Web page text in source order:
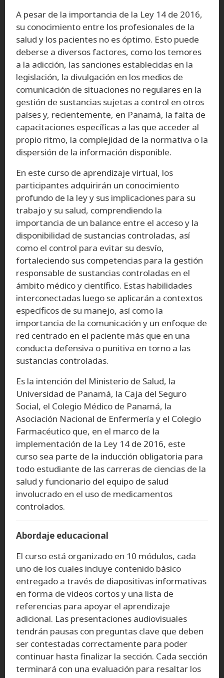
A pesar de la importancia de la Ley 14 de 2016,
su conocimiento entre los profesionales de la
salud y los pacientes no es óptimo. Esto puede
deberse a diversos factores, como los temores
a la adicción, las sanciones establecidas en la
legislación, la divulgación en los medios de
comunicación de situaciones no regulares en la
gestión de sustancias sujetas a control en otros
países y, recientemente, en Panamá, la falta de
capacitaciones específicas a las que acceder al
propio ritmo, la complejidad de la normativa o la
dispersión de la información disponible.
En este curso de aprendizaje virtual, los
participantes adquirirán un conocimiento
profundo de la ley y sus implicaciones para su
trabajo y su salud, comprendiendo la
importancia de un balance entre el acceso y la
disponibilidad de sustancias controladas, así
como el control para evitar su desvío,
fortaleciendo sus competencias para la gestión
responsable de sustancias controladas en el
ámbito médico y científico. Estas habilidades
interconectadas luego se aplicarán a contextos
específicos de su manejo, así como la
importancia de la comunicación y un enfoque de
red centrado en el paciente más que en una
conducta defensiva o punitiva en torno a las
sustancias controladas.
Es la intención del Ministerio de Salud, la
Universidad de Panamá, la Caja del Seguro
Social, el Colegio Médico de Panamá, la
Asociación Nacional de Enfermería y el Colegio
Farmacéutico que, en el marco de la
implementación de la Ley 14 de 2016, este
curso sea parte de la inducción obligatoria para
todo estudiante de las carreras de ciencias de la
salud y funcionario del equipo de salud
involucrado en el uso de medicamentos
controlados.
Abordaje educacional
El curso está organizado en 10 módulos, cada
uno de los cuales incluye contenido básico
entregado a través de diapositivas informativas
en forma de videos cortos y una lista de
referencias para apoyar el aprendizaje
adicional. Las presentaciones audiovisuales
tendrán pausas con preguntas clave que deben
ser contestadas correctamente para poder
continuar hasta finalizar la sección. Cada sección
terminará con una evaluación para resaltar los